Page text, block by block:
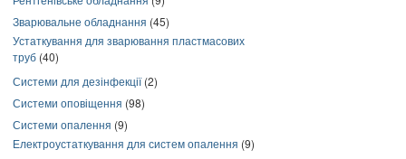
Зварювальне обладнання (45)
Устаткування для зварювання пластмасових
труб (40)
Системи для дезінфекції(2)
Системи оповіщення (98)
Системи опалення (9)
Електроустаткування для систем опалення (9)